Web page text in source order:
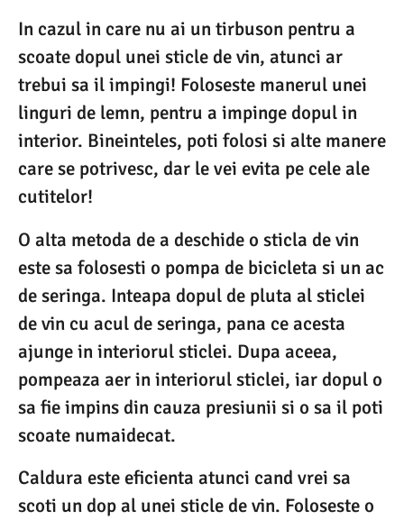
In cazul in care nu ai un tirbuson pentru a
scoate dopul unei sticle de vin, atunci ar
trebui sa il impingi! Foloseste manerul unei
linguri de lemn, pentru a impinge dopul in
interior. Bineinteles, poti folosi si alte manere
care se potrivesc, dar le vei evita pe cele ale
cutitelor!
O alta metoda de a deschide o sticla de vin
este sa folosesti o pompa de bicicleta si un ac
de seringa. Inteapa dopul de pluta al sticlei
de vin cu acul de seringa, pana ce acesta
ajunge in interiorul sticlei. Dupa aceea,
pompeaza aer in interiorul sticlei, iar dopul o
sa fie impins din cauza presiunii si o sa il poti
scoate numaidecat.
Caldura este eficienta atunci cand vrei sa
scoti un dop al unei sticle de vin. Foloseste o